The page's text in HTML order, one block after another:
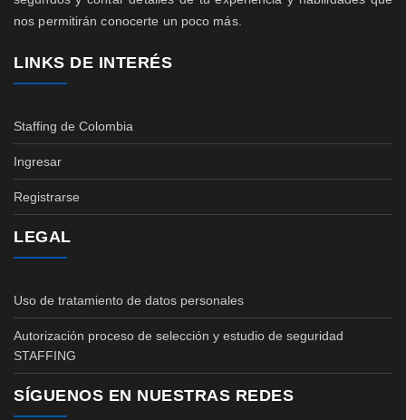
nos permitirán conocerte un poco más.
LINKS DE INTERÉS
Staffing de Colombia
Ingresar
Registrarse
LEGAL
Uso de tratamiento de datos personales
Autorización proceso de selección y estudio de seguridad
STAFFING
SÍGUENOS EN NUESTRAS REDES